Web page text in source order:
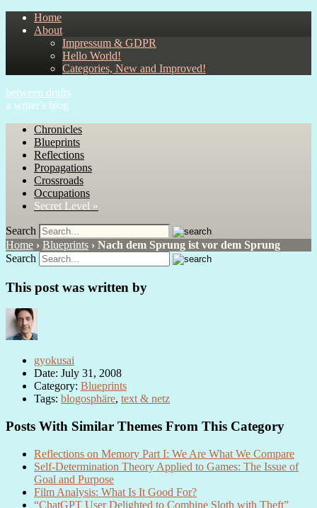
Home
About
Impressum & GDPR
Hello World!
Categories, New and Improved!
between drafts
a writer's blog
Chronicles
Blueprints
Reflections
Propagations
Crossroads
Occupations
Secret Level »
Search
Home › Blueprints › Nach dem Sprung ist vor dem Sprung
Search
This post was written by
gyokusai
Date: July 31, 2008
Category: Blueprints
Tags: blogosphäre, text & netz
Posts With Similar Themes From This Category
Reflections on Memory Part I: We Are What We Compare
Self-Determination Theory Applied to Games: The Issue of
Goal and Purpose
Film Analysis: What Is It Good For?
“ChatGPT User Delighted to Combine Sloth with Theft”